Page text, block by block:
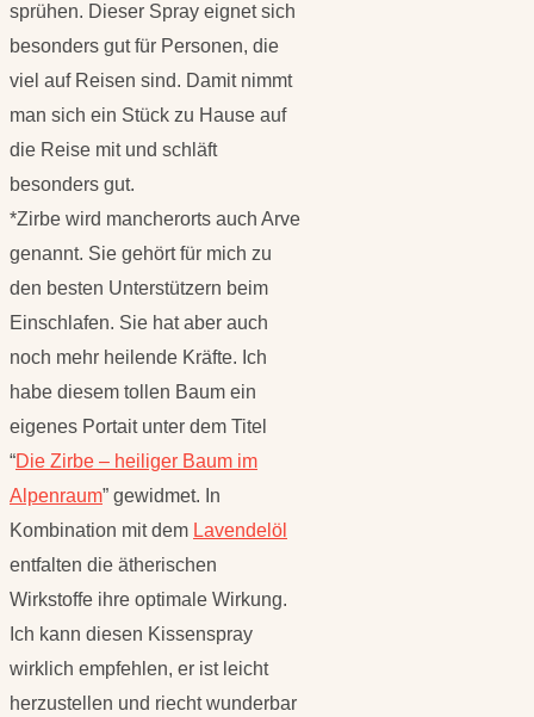
sprühen. Dieser Spray eignet sich
besonders gut für Personen, die
viel auf Reisen sind. Damit nimmt
man sich ein Stück zu Hause auf
die Reise mit und schläft
besonders gut.
*Zirbe wird mancherorts auch Arve
genannt. Sie gehört für mich zu
den besten Unterstützern beim
Einschlafen. Sie hat aber auch
noch mehr heilende Kräfte. Ich
habe diesem tollen Baum ein
eigenes Portait unter dem Titel
“Die Zirbe – heiliger Baum im
Alpenraum” gewidmet. In
Kombination mit dem Lavendelöl
entfalten die ätherischen
Wirkstoffe ihre optimale Wirkung.
Ich kann diesen Kissenspray
wirklich empfehlen, er ist leicht
herzustellen und riecht wunderbar